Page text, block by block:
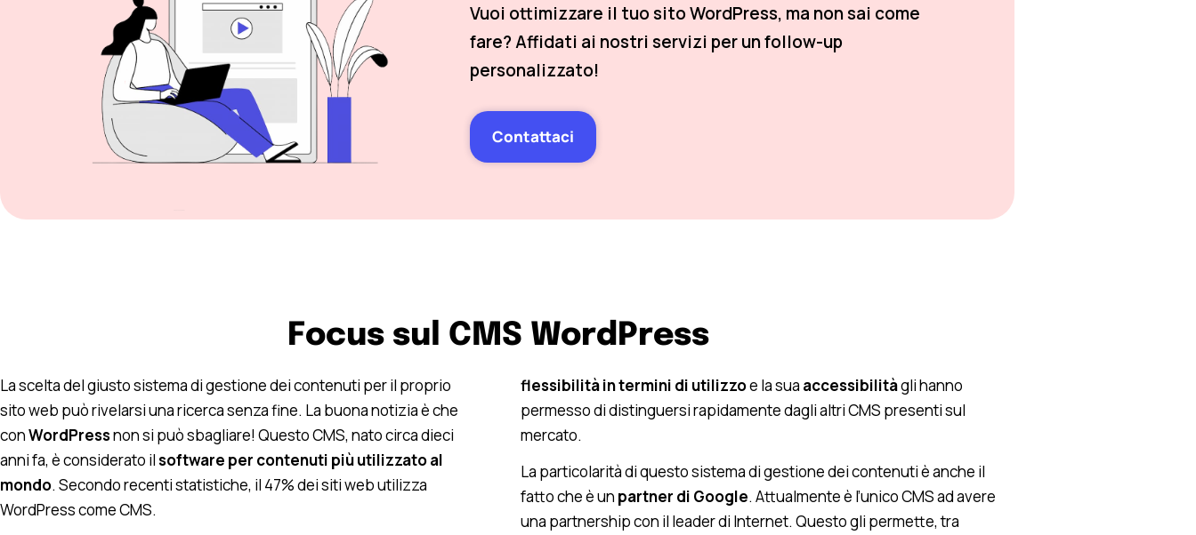
Vuoi ottimizzare il tuo sito WordPress, ma non sai come
fare? Affidati ai nostri servizi per un follow-up
personalizzato!
Contattaci
Focus sul CMS WordPress
La scelta del giusto sistema di gestione dei contenuti per il proprio
sito web può rivelarsi una ricerca senza fine. La buona notizia è che
conWordPressnon si può sbagliare! Questo CMS, nato circa dieci
anni fa, è considerato ilsoftware per contenuti più utilizzato al
mondo. Secondo recenti statistiche, il 47% dei siti web utilizza
WordPress come CMS.
flessibilità in termini di utilizzoe la sua accessibilitàgli hanno
permesso di distinguersi rapidamente dagli altri CMS presenti sul
mercato.
La particolarità di questo sistema di gestione dei contenuti è anche il
fatto che è un partner di Google. Attualmente è l’unico CMS ad avere
una partnership con il leader di Internet. Questo gli permette, tra